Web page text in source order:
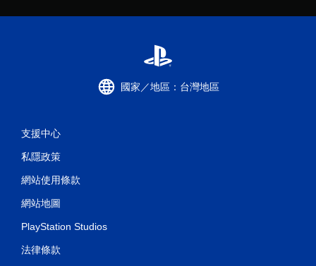
國家／地區：台灣地區
支援中心
私隱政策
網站使用條款
網站地圖
PlayStation Studios
法律條款